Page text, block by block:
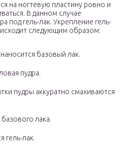
на ногтевую пластину ровно и
В данном случае
под гель-лак. Укрепление гель-
следующим образом:
базовый лак.
пудра.
пудры аккуратно смахиваются
лака.
гель-лак.